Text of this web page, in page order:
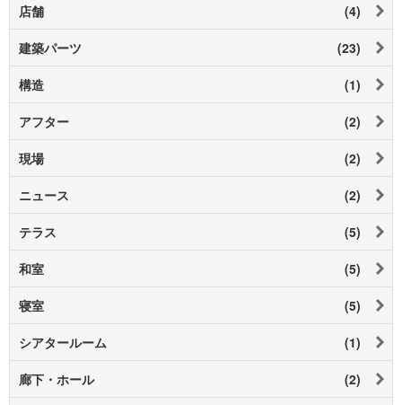
店舗 (4)
建築パーツ (23)
構造 (1)
アフター (2)
現場 (2)
ニュース (2)
テラス (5)
和室 (5)
寝室 (5)
シアタールーム (1)
廊下・ホール (2)